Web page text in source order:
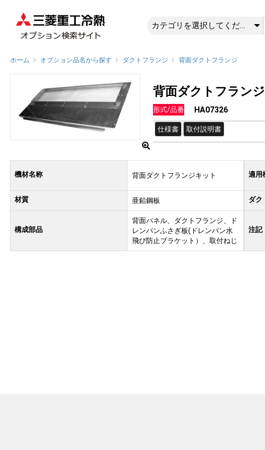
HA07326 | 背
カテゴリを選択してください
ホーム オプション品名から探す ダクトフランジ 背面ダクトフランジ
背面ダクトフランジ
形式/品番 HA07326
仕様書 取付説明書
機材名称 背面ダクトフランジキット 適用
材質 亜鉛鋼板 ダク
構成部品
背面パネル、ダクトフランジ、ド
レンパンふさぎ板(ドレンパン水
飛び防止ブラケット）、取付ねじ
注記